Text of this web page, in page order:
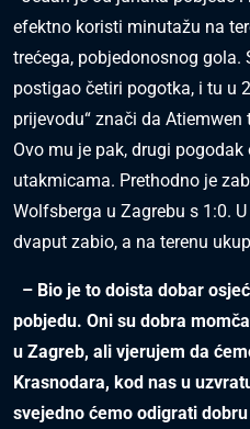
efektno koristi minutažu na
trećega, pobjedonosnog gola.
postigao četiri pogotka, i tu u
prijevodu“ znači da
Ovo mu je pak, drugi
utakmicama. Prethodno je
Wolfsberga u Zagrebu s 1:0.
dvaput zabio, a na terenu
– Bio je to doista dobar
pobjedu. Oni su dobra
u Zagreb, ali vjerujem da
Krasnodara, kod nas u
svejedno ćemo odigrati